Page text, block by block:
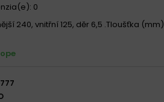
0
240, vnitřní 125, děr 6,5 .Tloušťka (mm)